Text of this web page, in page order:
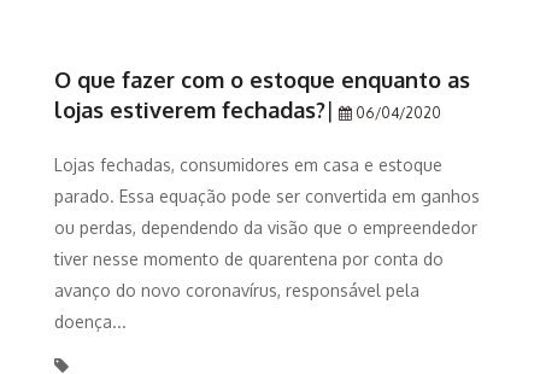
O que fazer com o estoque enquanto as
lojas estiverem fechadas?| 06/04/2020
Lojas fechadas, consumidores em casa e estoque
parado. Essa equação pode ser convertida em ganhos
ou perdas, dependendo da visão que o empreendedor
tiver nesse momento de quarentena por conta do
avanço do novo coronavírus, responsável pela
doença...